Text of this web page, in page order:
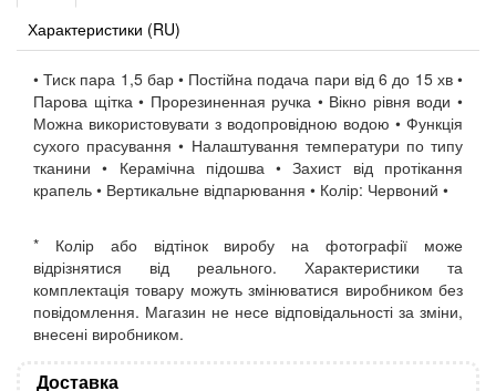
Характеристики (RU)
• Тиск пара 1,5 бар • Постійна подача пари від 6 до 15 хв •
Парова щітка • Прорезиненная ручка • Вікно рівня води •
Можна використовувати з водопровідною водою • Функція
сухого прасування • Налаштування температури по типу
тканини • Керамічна підошва • Захист від протікання
крапель • Вертикальне відпарювання • Колір: Червоний •
* Колір або відтінок виробу на фотографії може
відрізнятися від реального. Характеристики та
комплектація товару можуть змінюватися виробником без
повідомлення. Магазин не несе відповідальності за зміни,
внесені виробником.
Доставка